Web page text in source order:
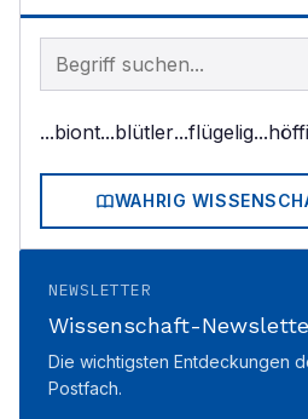
Begriff im Lexikon suchen
...biont...blütler...flügelig
WAHRIG
NEWSLETTER
Wissenschaft-
Die wichtigsten Entdeckungen
Postfach.